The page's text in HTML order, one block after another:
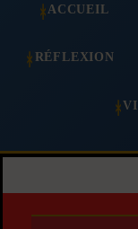
ACCUEIL
RÉFLEXION